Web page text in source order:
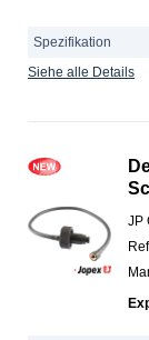
Spezifikation
Siehe alle Details
JP